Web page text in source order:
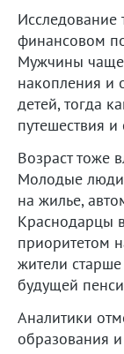
Исследование
финансовом
Мужчины
накопления и
детей, тогда
путешествия
Возраст тоже
Молодые люди
на жилье,
Краснодарцы
приоритетом
жители
будущей
Аналитики
образования